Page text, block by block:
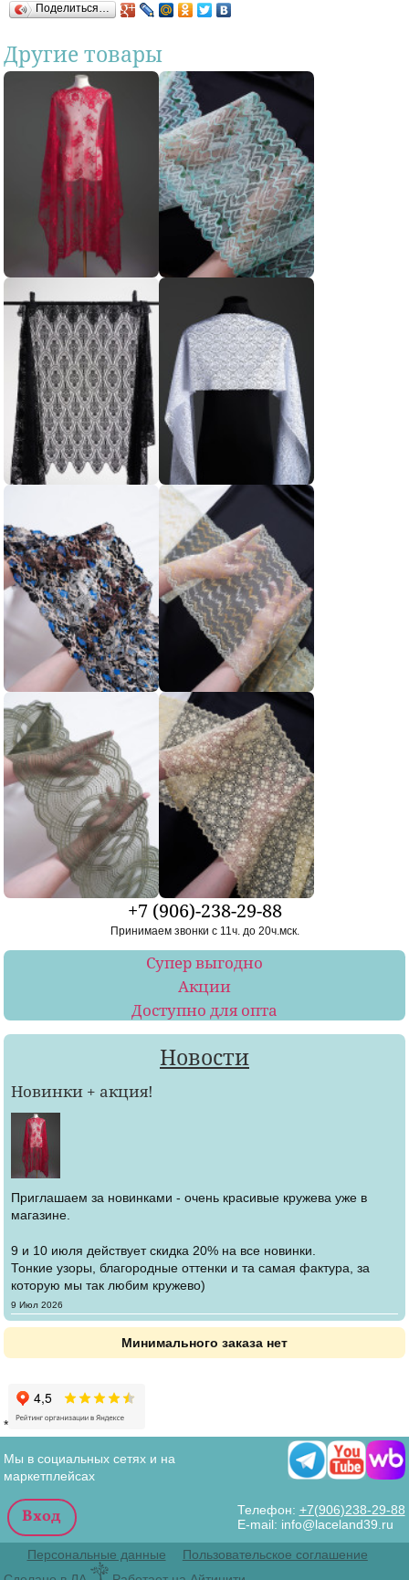
Поделиться…
Другие товары
+7 (906)-238-29-88
Принимаем звонки с 11ч. до 20ч.мск.
Супер выгодно
Акции
Доступно для опта
Новости
Новинки + акция!
Приглашаем за новинками - очень красивые кружева уже в
магазине.
9 и 10 июля действует скидка 20% на все новинки.
Тонкие узоры, благородные оттенки и та самая фактура, за
которую мы так любим кружево)
Создано
9 Июл 2026
Минимального заказа нет
*
Мы в социальных сетях и на
маркетплейсах
Телефон: +7(906)238-29-88
E-mail: info@laceland39.ru
Персональные данные
Пользовательское соглашение